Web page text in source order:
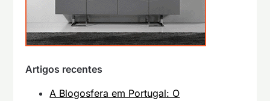
Artigos recentes
A Blogosfera em Portugal: O